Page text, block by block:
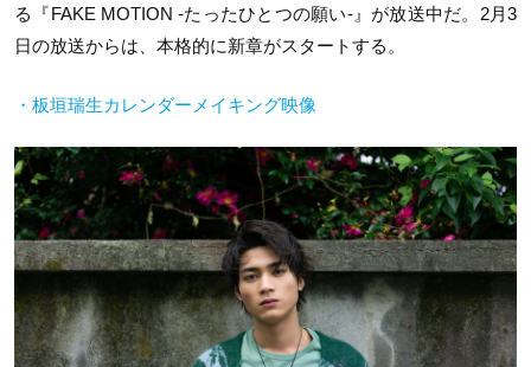
る『FAKE MOTION -たったひとつの願い-』が放送中だ。2月3
日の放送からは、本格的に新章がスタートする。
・板垣瑞生カレンダーメイキング映像